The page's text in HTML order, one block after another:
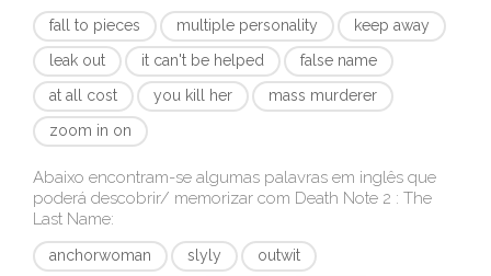
fall to pieces multiple personality
keep away
leak out
it can't be helped
false name
at all cost
you kill her
mass murderer
zoom in on
Abaixo encontram-se algumas palavras em inglês que
poderá descobrir/ memorizar com Death Note 2 : The
Last Name:
anchorwoman slyly
outwit